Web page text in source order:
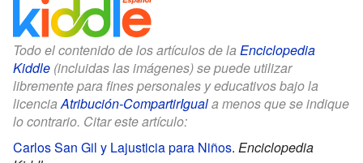
Todo el contenido de los artículos de la Enciclopedia
Kiddle (incluidas las imágenes) se puede utilizar
libremente para fines personales y educativos bajo la
licenciaAtribución-CompartirIguala menos que se indique
lo contrario. Citar este artículo:
Carlos San Gil y Lajusticia para Niños. Enciclopedia